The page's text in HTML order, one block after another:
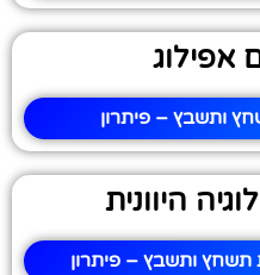
אפילוג
ותשבץ – פיתרון
היוונית
תשחץ ותשבץ – פיתרון